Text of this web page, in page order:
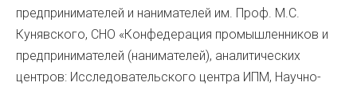
предпринимателей и нанимателей им. Проф. М.С.
Кунявского, СНО «Конфедерация промышленников и
предпринимателей (нанимателей), аналитических
центров: Исследовательского центра ИПМ, Научно-